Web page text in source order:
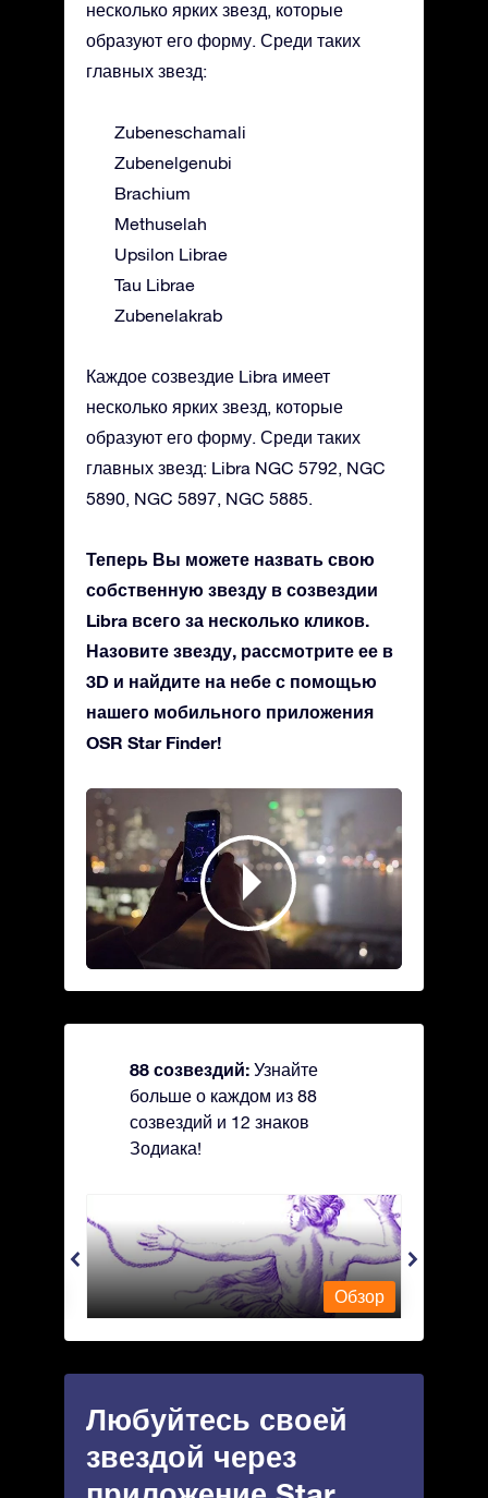
несколько ярких звезд, которые
образуют его форму. Среди таких
главных звезд:
Zubeneschamali
Zubenelgenubi
Brachium
Methuselah
Upsilon Librae
Tau Librae
Zubenelakrab
Каждое созвездие Libra имеет
несколько ярких звезд, которые
образуют его форму. Среди таких
главных звезд: Libra NGC 5792, NGC
5890, NGC 5897, NGC 5885.
Теперь Вы можете назвать свою
собственную звезду в созвездии
Libra всего за несколько кликов.
Назовите звезду, рассмотрите ее в
3D и найдите на небе с помощью
нашего мобильного приложения
OSR Star Finder!
88 созвездий: Узнайте
больше о каждом из 88
созвездий и 12 знаков
Зодиака!
Andromeda - Андромеда
Обзор
Любуйтесь своей
звездой через